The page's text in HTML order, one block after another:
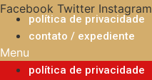
Ir
para
conteúdo
Facebook Twitter Instagram
política de privacidade
contato / expediente
Menu
política de privacidade